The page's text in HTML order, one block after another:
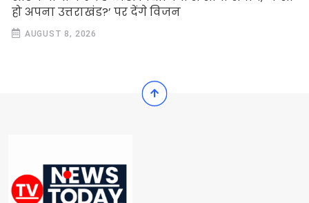
हो अपना उत्तराखंड?’ पर देंगे विजन
AUGUST 8, 2026